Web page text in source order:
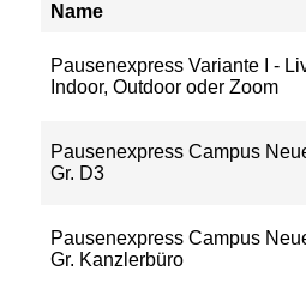
Name
Pausenexpress Variante I -
Indoor, Outdoor oder Zoom
Pausenexpress Campus
Gr. D3
Pausenexpress Campus
Gr. Kanzlerbüro